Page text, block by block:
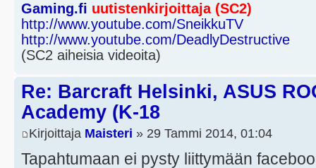
Gaming.fi uutistenkirjoittaja (SC2)
http://www.youtube.com/SneikkuTV
http://www.youtube.com/DeadlyDestructive
(SC2 aiheisia videoita)
Re: Barcraft Helsinki, ASUS
Academy (K-18
Kirjoittaja Maisteri » 29 Tammi 2014, 01:04
Tapahtumaan ei pysty liittymään